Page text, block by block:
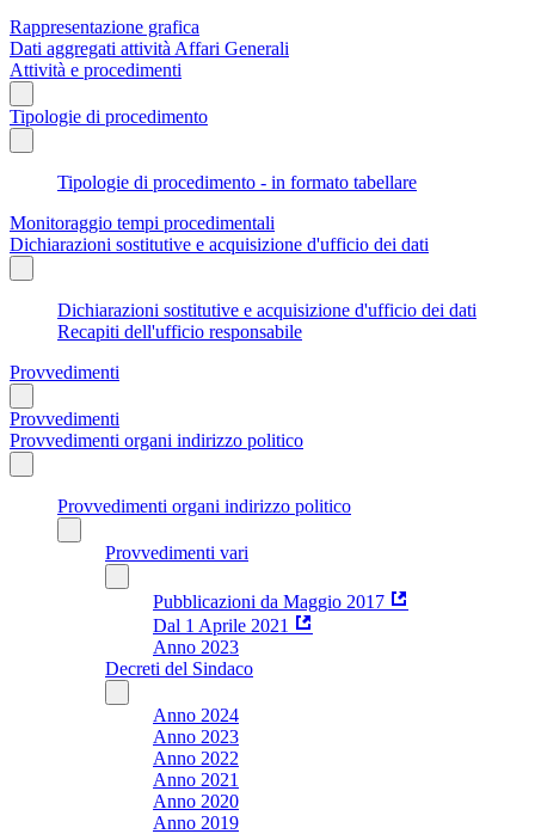
Rappresentazione grafica
Dati aggregati attività Affari Generali
Attività e procedimenti
Tipologie di procedimento
Tipologie di procedimento - in formato tabellare
Monitoraggio tempi procedimentali
Dichiarazioni sostitutive e acquisizione d'ufficio dei dati
Dichiarazioni sostitutive e acquisizione d'ufficio dei dati
Recapiti dell'ufficio responsabile
Provvedimenti
Provvedimenti
Provvedimenti organi indirizzo politico
Provvedimenti organi indirizzo politico
Provvedimenti vari
Pubblicazioni da Maggio 2017
Dal 1 Aprile 2021
Anno 2023
Decreti del Sindaco
Anno 2024
Anno 2023
Anno 2022
Anno 2021
Anno 2020
Anno 2019